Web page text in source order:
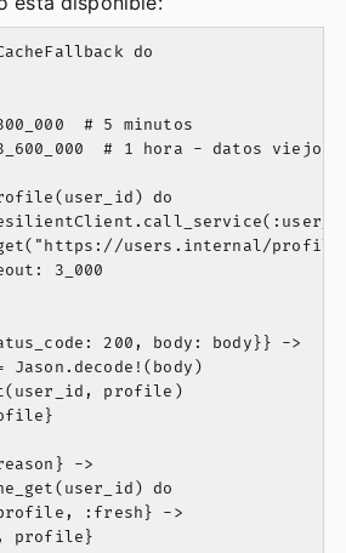
do
# 5 minutos
# 1 hora - datos viejos
do
users.internal/
3_000
200, body: body}} ->
Jason.decode!(body)
profile)
->
do
:fresh} ->
profile}